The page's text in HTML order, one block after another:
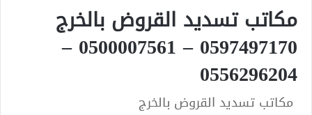
مكاتب تسديد القروض بالخرج
0597497170 – 0500007561 –
0556296204
مكاتب تسديد القروض بالخرج